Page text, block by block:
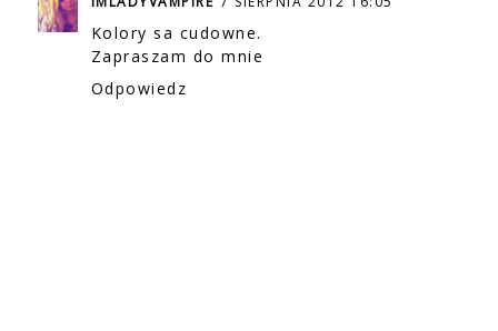
Kolory sa cudowne.
Zapraszam do mnie
Odpowiedz